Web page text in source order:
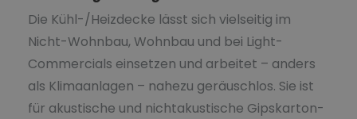
Die Kühl-/Heizdecke lässt sich vielseitig im
Nicht-Wohnbau, Wohnbau und bei Light-
Commercials einsetzen und arbeitet – anders
als Klimaanlagen – nahezu geräuschlos. Sie ist
für akustische und nichtakustische Gipskarton-